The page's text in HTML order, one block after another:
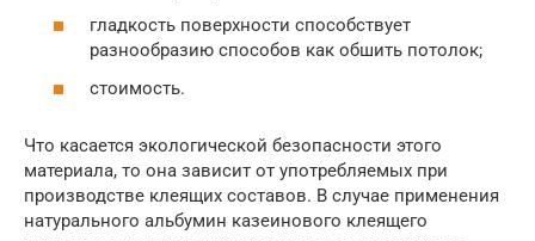
гладкость поверхности способствует
разнообразию способов как обшить потолок;
стоимость.
Что касается экологической безопасности этого
материала, то она зависит от употребляемых при
производстве клеящих составов. В случае применения
натурального альбумин казеинового клеящего